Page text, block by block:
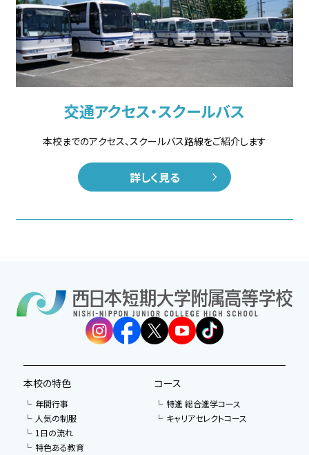
交通アクセス・スクールバス
本校までのアクセス、スクールバス路線をご紹介します
詳しく見る
本校の特色
年間行事
人気の制服
1日の流れ
特色ある教育
コース
特進 総合進学コース
キャリアセレクトコース